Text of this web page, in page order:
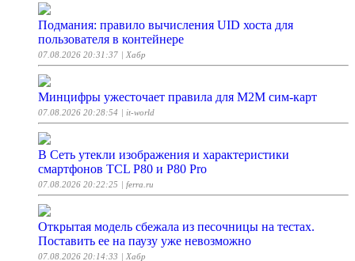
Подмания: правило вычисления UID хоста для
пользователя в контейнере
07.08.2026 20:31:37 | Хабр
Минцифры ужесточает правила для M2M сим-карт
07.08.2026 20:28:54 | it-world
В Cеть утекли изображения и характеристики
смартфонов TCL P80 и P80 Pro
07.08.2026 20:22:25 | ferra.ru
Открытая модель сбежала из песочницы на тестах.
Поставить ее на паузу уже невозможно
07.08.2026 20:14:33 | Хабр